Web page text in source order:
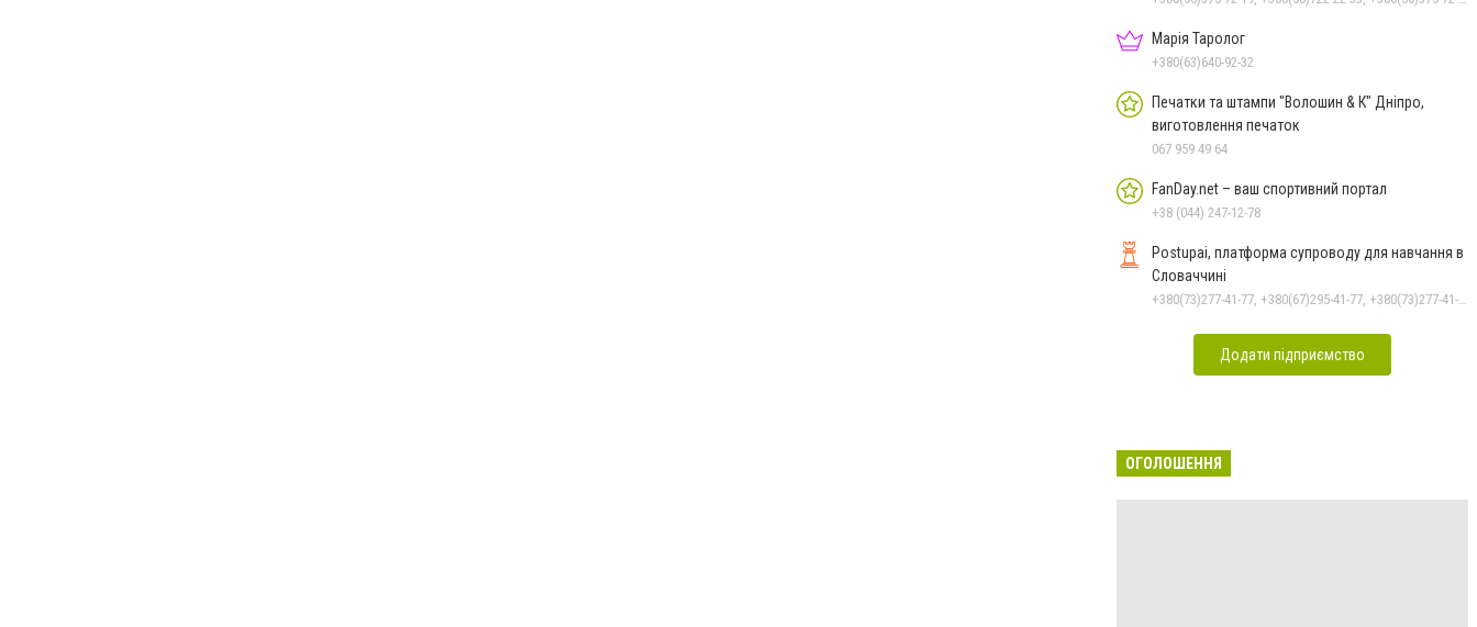
Марія Таролог
+380(63)640-92-32
Печатки та штампи "Волошин & К" Дніпро,
виготовлення печаток
067 959 49 64
FanDay.net – ваш спортивний портал
+38 (044) 247-12-78
Postupai, платформа супроводу для навчання в
Словаччині
Додати підприємство
ОГОЛОШЕННЯ